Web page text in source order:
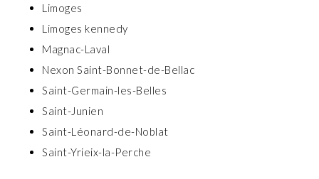
Limoges
Limoges kennedy
Magnac-Laval
Nexon Saint-Bonnet-de-Bellac
Saint-Germain-les-Belles
Saint-Junien
Saint-Léonard-de-Noblat
Saint-Yrieix-la-Perche